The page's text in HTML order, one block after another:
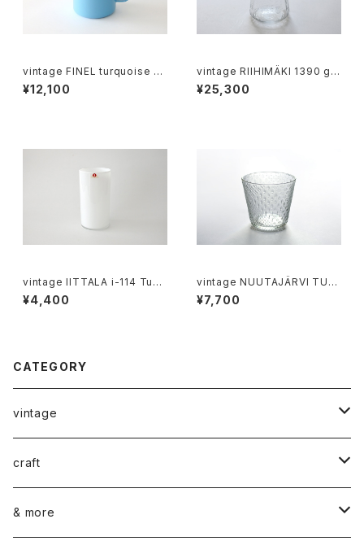
vintage FINEL turquoise en
amel mug A / ヴィンテージ カ
イ・フランク ホーローマグカップ
¥12,100
vintage RIIHIMÄKI 1390 gla
ss hyacinth vase / ヴィンテ
ージ リーヒマキ ヒヤシンスベー
¥25,300
vintage IITTALA i-114 Tum
bler / ヴィンテージ イッタラ i-1
14 タンブラー
¥4,400
vintage NUUTAJÄRVI TUN
DRA glass M / ヴィンテージ
ヌータヤルヴィ ツンドラ グラス
¥7,700
CATEGORY
vintage
ceramics
ARABIA
glass
craft
染め花Horry
& more